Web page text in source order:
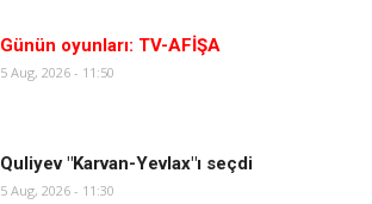
Günün oyunları: TV-AFİŞA
5 Aug, 2026 - 11:50
Quliyev "Karvan-Yevlax"ı seçdi
5 Aug, 2026 - 11:30